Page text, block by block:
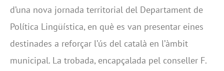
d’una nova jornada territorial del Departament de
Política Lingüística, en què es van presentar eines
destinades a reforçar l’ús del català en l’àmbit
municipal. La trobada, encapçalada pel conseller F.